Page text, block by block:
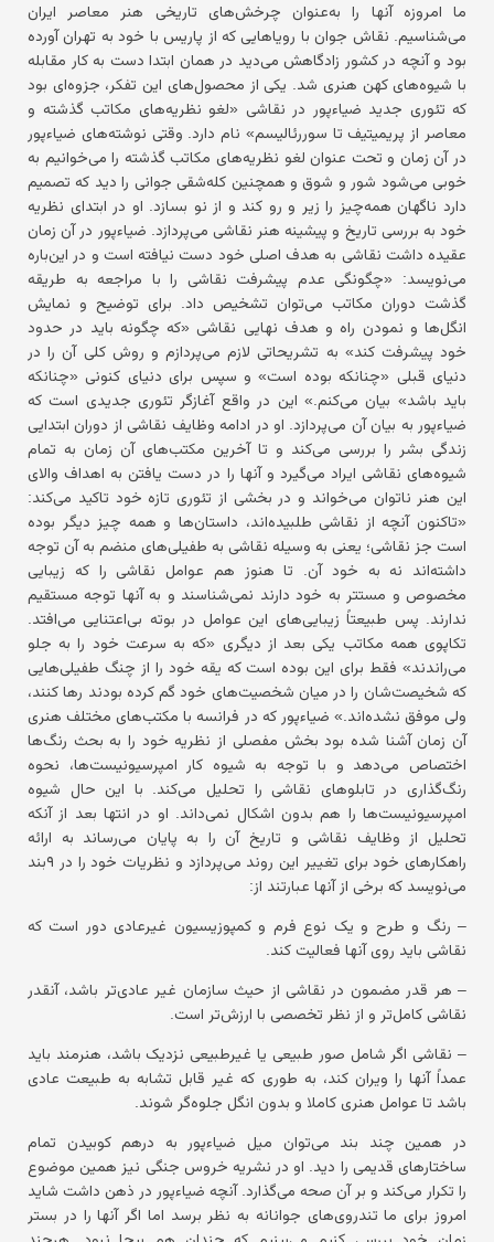
ما امروزه آنها را به‌عنوان چرخش‌های تاریخی هنر معاصر ایران
می‌شناسیم. نقاش جوان با رویاهایی که از پاریس با خود به تهران آورده
بود و آنچه در کشور زادگاهش می‌دید در همان ابتدا دست به کار مقابله
با شیوه‌های کهن هنری شد. یکی از محصول‌های این تفکر، جزوه‌ای بود
که تئوری جدید ضیاءپور در نقاشی «لغو نظریه‌های مکاتب گذشته و
معاصر از پریمیتیف تا سوررئالیسم» نام دارد. وقتی نوشته‌های ضیاءپور
در آن زمان و تحت ‌عنوان لغو نظریه‌های مکاتب گذشته را می‌خوانیم به
خوبی می‌شود شور و شوق و همچنین کله‌شقی جوانی را دید که تصمیم
دارد ناگهان همه‌چیز را زیر و رو کند و از نو بسازد. او در ابتدای نظریه
خود به بررسی تاریخ و پیشینه هنر نقاشی می‌پردازد. ضیاءپور در آن زمان
عقیده داشت نقاشی به هدف اصلی خود دست نیافته است و در این‌باره
می‌نویسد: «چگونگی عدم پیشرفت نقاشی را با مراجعه به طریقه
گذشت دوران مکاتب می‌توان تشخیص داد. برای توضیح و نمایش
انگل‌ها و نمودن راه و هدف نهایی نقاشی «که چگونه باید در حدود
خود پیشرفت کند» به تشریحاتی لازم می‌پردازم و روش کلی آن را در
دنیای قبلی «چنانکه بوده است» و سپس برای دنیای کنونی «چنانکه
باید باشد» بیان می‌کنم.» این در واقع آغازگر تئوری جدیدی است که
ضیاءپور به بیان آن می‌پردازد. او در ادامه وظایف نقاشی از دوران ابتدایی
زندگی بشر را بررسی می‌کند و تا آخرین مکتب‌های آن زمان به تمام
شیوه‌های نقاشی ایراد می‌گیرد و آنها را در دست یافتن به اهداف والای
این هنر ناتوان می‌خواند و در بخشی از تئوری تازه خود تاکید می‌کند:
«تاکنون آنچه از نقاشی طلبیده‌اند، داستان‌ها و همه‌ چیز دیگر بوده
است جز نقاشی؛ یعنی به وسیله نقاشی به طفیلی‌های منضم به آن توجه
داشته‌اند نه به خود آن. تا هنوز هم عوامل نقاشی را که زیبایی
مخصوص و مستتر به خود دارند نمی‌شناسند و به آنها توجه مستقیم
ندارند. پس طبیعتاً زیبایی‌های این عوامل در بوته بی‌اعتنایی می‌افتد.
تکاپوی همه مکاتب یکی بعد از دیگری «که به سرعت خود را به جلو
می‌راندند» فقط برای این بوده است که یقه خود را از چنگ طفیلی‌هایی
که شخیصت‌شان را در میان شخصیت‌های خود گم کرده بودند رها کنند،
ولی موفق نشده‌اند.» ضیاءپور که در فرانسه با مکتب‌های مختلف هنری
آن زمان آشنا شده بود بخش مفصلی از نظریه خود را به بحث رنگ‌ها
اختصاص می‌دهد و با توجه به شیوه کار امپرسیونیست‌ها، نحوه
رنگ‌گذاری در تابلوهای نقاشی را تحلیل می‌کند. با این حال شیوه
امپرسیونیست‌ها را هم بدون اشکال نمی‌داند. او در انتها بعد از آنکه
تحلیل از وظایف نقاشی و تاریخ آن را به پایان می‌رساند به ارائه
راهکارهای خود برای تغییر این روند می‌پردازد و نظریات خود را در ۹بند
می‌نویسد که برخی از آنها عبارتند از:
– رنگ و طرح و یک نوع فرم و کمپوزیسیون غیرعادی دور است که
نقاشی باید روی آنها فعالیت کند.
– هر قدر مضمون در نقاشی از حیث سازمان غیر عادی‌تر باشد، آنقدر
نقاشی کامل‌تر و از نظر تخصصی با ارزش‌تر است.
– نقاشی اگر شامل صور طبیعی یا غیرطبیعی نزدیک باشد، هنرمند باید
عمداً آنها را ویران کند، به ‌طوری که غیر قابل تشابه به طبیعت عادی
باشد تا عوامل هنری کاملا و بدون انگل جلوه‌گر شوند.
در همین چند بند می‌توان میل ضیاءپور به درهم کوبیدن تمام
ساختارهای قدیمی را دید. او در نشریه خروس ‌جنگی نیز همین موضوع
را تکرار می‌کند و بر آن صحه می‌گذارد. آنچه ضیاءپور در ذهن داشت شاید
امروز برای ما تندروی‌های جوانانه به ‌نظر برسد اما اگر آنها را در بستر